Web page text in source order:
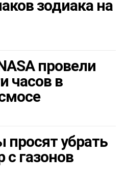
зодиака на
провели
часов в
убрать
с газонов